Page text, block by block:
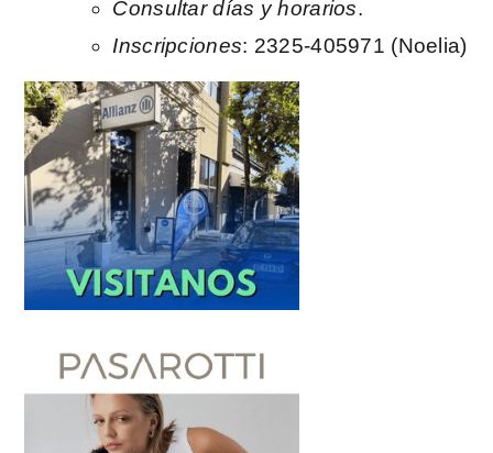
Consultar días y horarios.
Inscripciones: 2325-405971 (Noelia)